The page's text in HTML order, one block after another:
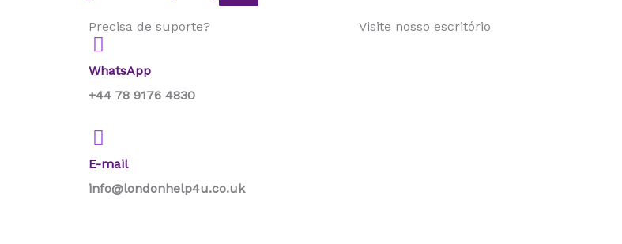
Precisa de suporte?
WhatsApp
+44 78 9176 4830
E-mail
info@londonhelp4u.co.uk
Visite nosso escritório